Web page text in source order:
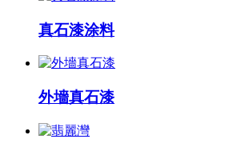
真石漆涂料
外墻真石漆